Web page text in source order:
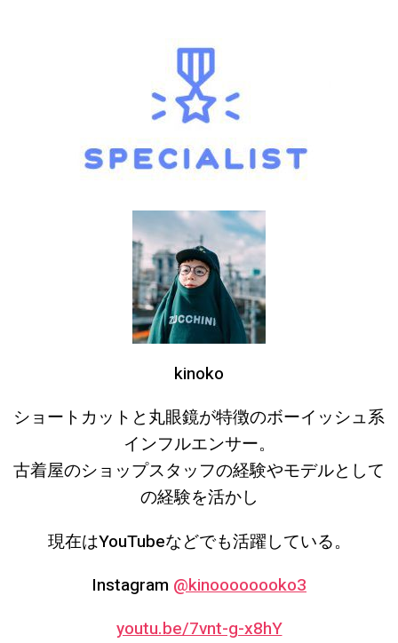
kinoko
ショートカットと丸眼鏡が特徴のボーイッシュ系
インフルエンサー。
古着屋のショップスタッフの経験やモデルとして
の経験を活かし
現在はYouTubeなどでも活躍している。
Instagram @kinoooooooko3
youtu.be/7vnt-g-x8hY